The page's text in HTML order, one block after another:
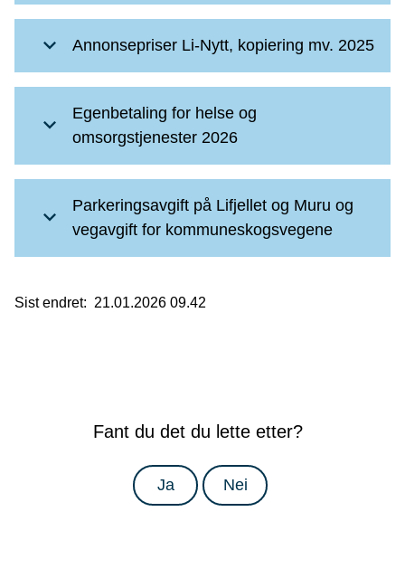
Annonsepriser Li-Nytt, kopiering mv. 2025
Egenbetaling for helse og
omsorgstjenester 2026
Parkeringsavgift på Lifjellet og Muru og
vegavgift for kommuneskogsvegene
Sist endret 21.01.2026 09.42
Fant du det du lette etter?
Ja Nei